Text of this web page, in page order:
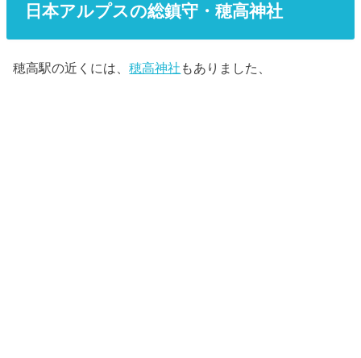
日本アルプスの総鎮守・穂高神社
穂高駅の近くには、穂高神社 もありました、